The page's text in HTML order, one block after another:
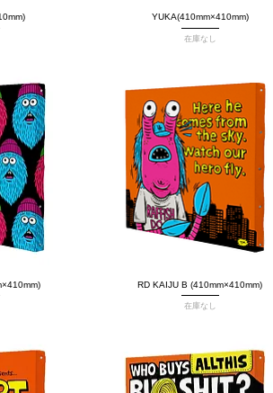
ー クイックビュー
YUKA(410mm×410mm)
在庫なし
ー クイックビュー
RD KAIJU B (410mm×410mm)
在庫なし